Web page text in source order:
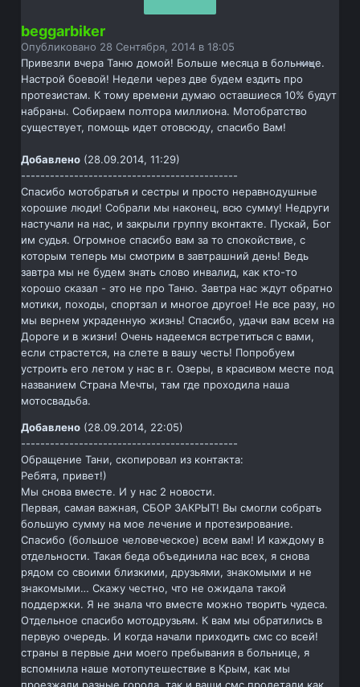
beggarbiker
Опубликовано 28 Сентября, 2014 в 18:05
Привезли вчера Таню домой! Больше месяца в больнице.
Настрой боевой! Недели через две будем ездить про
протезистам. К тому времени думаю оставшиеся 10% будут
набраны. Собираем полтора миллиона. Мотобратство
существует, помощь идет отовсюду, спасибо Вам!
Добавлено (28.09.2014, 11:29)
---------------------------------------------
Спасибо мотобратья и сестры и просто неравнодушные
хорошие люди! Собрали мы наконец, всю сумму! Недруги
настучали на нас, и закрыли группу вконтакте. Пускай, Бог
им судья. Огромное спасибо вам за то спокойствие, с
которым теперь мы смотрим в завтрашний день! Ведь
завтра мы не будем знать слово инвалид, как кто-то
хорошо сказал - это не про Таню. Завтра нас ждут обратно
мотики, походы, спортзал и многое другое! Не все разу, но
мы вернем украденную жизнь! Спасибо, удачи вам всем на
Дороге и в жизни! Очень надеемся встретиться с вами,
если страстется, на слете в вашу честь! Попробуем
устроить его летом у нас в г. Озеры, в красивом месте под
названием Страна Мечты, там где проходила наша
мотосвадьба.
Добавлено (28.09.2014, 22:05)
---------------------------------------------
Обращение Тани, скопировал из контакта:
Ребята, привет!)
Мы снова вместе. И у нас 2 новости.
Первая, самая важная, СБОР ЗАКРЫТ! Вы смогли собрать
большую сумму на мое лечение и протезирование.
Спасибо (большое человеческое) всем вам! И каждому в
отдельности. Такая беда объединила нас всех, я снова
рядом со своими близкими, друзьями, знакомыми и не
знакомыми… Скажу честно, что не ожидала такой
поддержки. Я не знала что вместе можно творить чудеса.
Отдельное спасибо мотодрузьям. К вам мы обратились в
первую очередь. И когда начали приходить смс со всей!
страны в первые дни моего пребывания в больнице, я
вспомнила наше мотопутешествие в Крым, как мы